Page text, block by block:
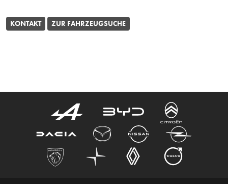
KONTAKT ZUR FAHRZEUGSUCHE